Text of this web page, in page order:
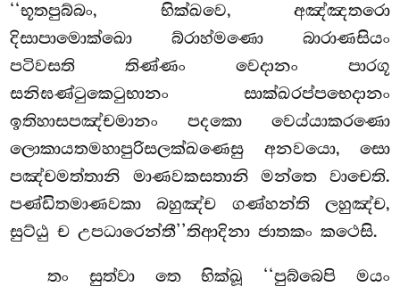
‘‘භූතපුබ්බං, භික්ඛවෙ, අඤ්ඤතරො
දිසාපාමොක්ඛො බ්රාහ්මණො බාරාණසියං
පටිවසති තිණ්ණං වෙදානං පාරගූ
සනිඝණ්ටුකෙටුභානං සාක්ඛරප්පභෙදානං
ඉතිහාසපඤ්චමානං පදකො වෙය්යාකරණො
ලොකායතමහාපුරිසලක්ඛණෙසු අනවයො, සො
පඤ්චමත්තානි මාණවකසතානි මන්තෙ වාචෙති.
පණ්ඩිතමාණවකා බහුඤ්ච ගණ්හන්ති ලහුඤ්ච,
සුට්ඨු ච උපධාරෙන්තී’’තිආදිනා ජාතකං කථෙසි.
තං සුත්වා තෙ භික්ඛූ ‘‘පුබ්බෙපි මයං